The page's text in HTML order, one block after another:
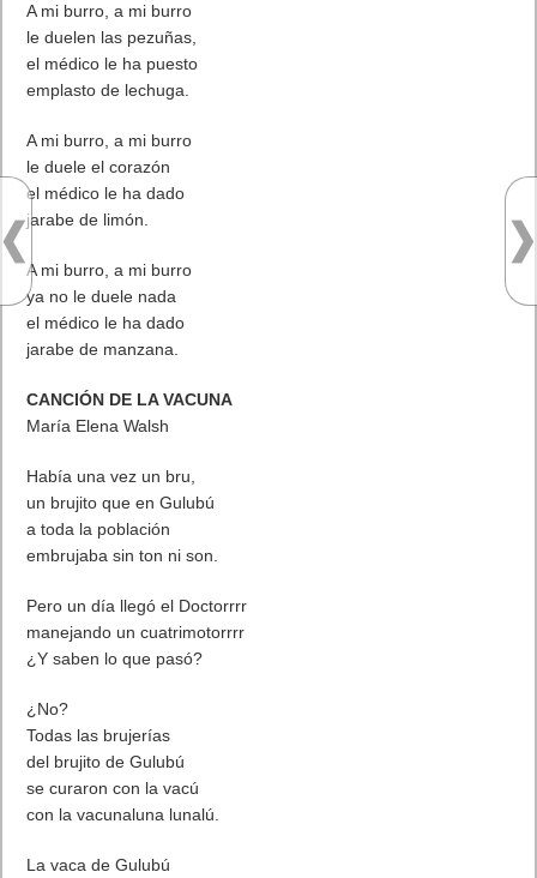
A mi burro, a mi burro
le duelen las pezuñas,
el médico le ha puesto
emplasto de lechuga.
A mi burro, a mi burro
le duele el corazón
el médico le ha dado
jarabe de limón.
A mi burro, a mi burro
ya no le duele nada
el médico le ha dado
jarabe de manzana.
CANCIÓN DE LA VACUNA
María Elena Walsh
Había una vez un bru,
un brujito que en Gulubú
a toda la población
embrujaba sin ton ni son.
Pero un día llegó el Doctorrrr
manejando un cuatrimotorrrr
¿Y saben lo que pasó?
¿No?
Todas las brujerías
del brujito de Gulubú
se curaron con la vacú
con la vacunaluna lunalú.
La vaca de Gulubú